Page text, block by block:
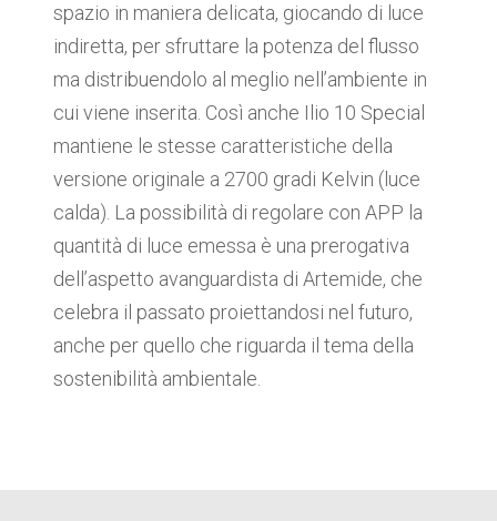
spazio in maniera delicata, giocando di luce
indiretta, per sfruttare la potenza del flusso
ma distribuendolo al meglio nell’ambiente in
cui viene inserita. Così anche Ilio 10 Special
mantiene le stesse caratteristiche della
versione originale a 2700 gradi Kelvin (luce
calda). La possibilità di regolare con APP la
quantità di luce emessa è una prerogativa
dell’aspetto avanguardista di Artemide, che
celebra il passato proiettandosi nel futuro,
anche per quello che riguarda il tema della
sostenibilità ambientale.